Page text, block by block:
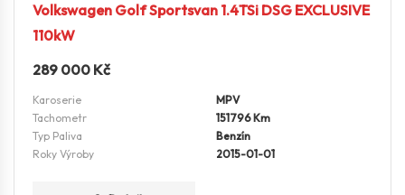
Volkswagen Golf Sportsvan 1.4TSi DSG EXCLUSIVE
110kW
289 000 Kč
Karoserie
MPV
Tachometr
151796 Km
Typ Paliva
Benzín
Roky Výroby
2015-01-01